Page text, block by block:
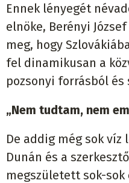
Ennek lényegét
elnöke, Berényi
meg, hogy
fel dinamikusan a
pozsonyi forrásból és
„Nem tudtam, nem
De addig még sok víz
Dunán és a
megszületett sok-sok